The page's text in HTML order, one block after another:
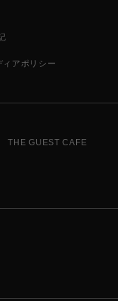
ィアポリシー
THE GUEST CAFE